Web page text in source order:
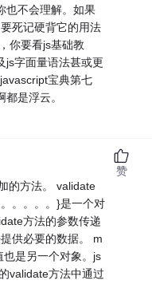
也不会理解。如果
死记硬背它的用法
你要看js基础教
js字面量语法甚或更
宝典第七
是浮云。
的方法。 validate
。。。。}是一个对
方法的参数传递
供必要的数据。 m
是另一个对象。js
validate方法中通过
赞